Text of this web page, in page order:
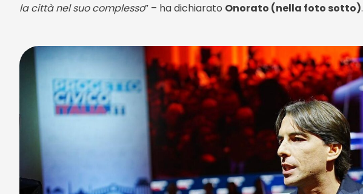
la città nel suo complesso” – ha dichiarato Onorato (nella foto sotto).